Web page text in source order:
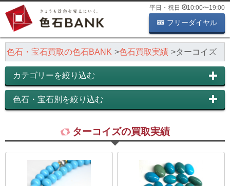
平日・祝日 10:00〜19:00
フリーダイヤル
色石・宝石買取の色石BANK 色石買取実績 ターコイズ
カテゴリーを絞り込む
色石・宝石別を絞り込む
ターコイズの買取実績